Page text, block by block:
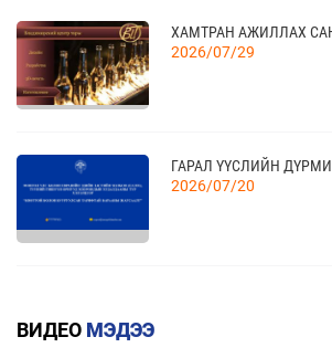
10 сар
04
КАНАД УЛСАД ЗОХИОН
ХАМТРАН АЖИЛЛАХ
2026/07/29
ГАРАЛ ҮҮСЛИЙН
2026/07/20
ВИДЕО МЭДЭЭ